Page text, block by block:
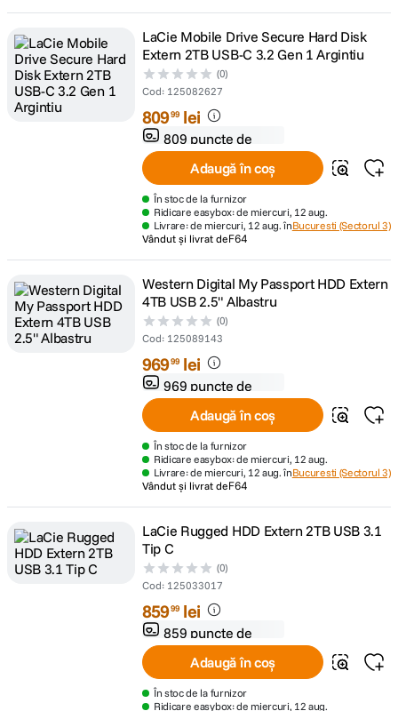
LaCie Mobile Drive Secure Hard Disk
Extern 2TB USB-C 3.2 Gen 1 Argintiu
(0)
Cod: 125082627
80999 lei
809 puncte de
fidelitate
Adaugă în coș
În stoc de la furnizor
Ridicare easybox: de miercuri, 12 aug.
Livrare: de miercuri, 12 aug. înBucuresti (Sectorul 3)
Vândut și livrat deF64
Western Digital My Passport HDD Extern
4TB USB 2.5" Albastru
(0)
Cod: 125089143
96999 lei
969 puncte de
fidelitate
Adaugă în coș
În stoc de la furnizor
Ridicare easybox: de miercuri, 12 aug.
Livrare: de miercuri, 12 aug. înBucuresti (Sectorul 3)
Vândut și livrat deF64
LaCie Rugged HDD Extern 2TB USB 3.1
Tip C
(0)
Cod: 125033017
85999 lei
859 puncte de
fidelitate
Adaugă în coș
În stoc de la furnizor
Ridicare easybox: de miercuri, 12 aug.